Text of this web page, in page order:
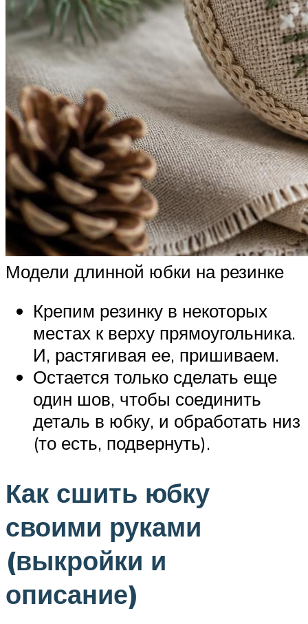
Модели длинной юбки на резинке
Крепим резинку в некоторых
местах к верху прямоугольника.
И, растягивая ее, пришиваем.
Остается только сделать еще
один шов, чтобы соединить
деталь в юбку, и обработать низ
(то есть, подвернуть).
Как сшить юбку
своими руками
(выкройки и
описание)